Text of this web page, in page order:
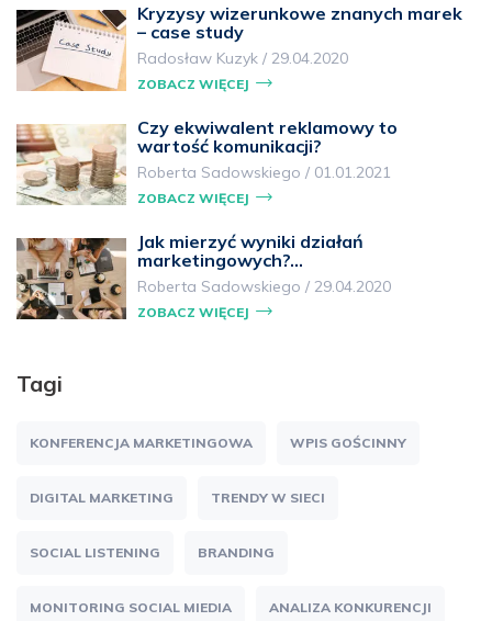
Kryzysy wizerunkowe znanych marek
– case study
Radosław Kuzyk / 29.04.2020
ZOBACZ WIĘCEJ
Czy ekwiwalent reklamowy to
wartość komunikacji?
Roberta Sadowskiego / 01.01.2021
ZOBACZ WIĘCEJ
Jak mierzyć wyniki działań
marketingowych?…
Roberta Sadowskiego / 29.04.2020
ZOBACZ WIĘCEJ
Tagi
KONFERENCJA MARKETINGOWA WPIS GOŚCINNY
DIGITAL MARKETING TRENDY W SIECI
SOCIAL LISTENING BRANDING
MONITORING SOCIAL MIEDIA ANALIZA KONKURENCJI